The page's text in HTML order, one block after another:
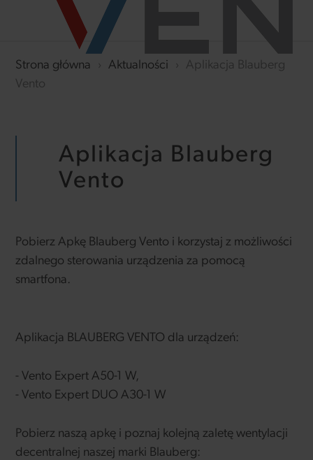
Strona główna › Aktualności ›
Aplikacja Blauberg
Vento
Aplikacja Blauberg
Vento
Pobierz Apkę Blauberg Vento i korzystaj z możliwości
zdalnego sterowania urządzenia za pomocą
smartfona.
Aplikacja BLAUBERG VENTO dla urządzeń:
- Vento Expert A50-1 W,
- Vento Expert DUO A30-1 W
Pobierz naszą apkę i poznaj kolejną zaletę wentylacji
decentralnej naszej marki Blauberg: